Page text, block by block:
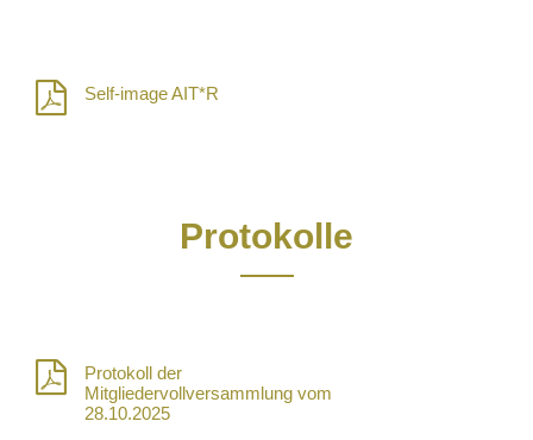
Self-image AIT*R
Protokolle
Protokoll der
Mitgliedervollversammlung vom
28.10.2025